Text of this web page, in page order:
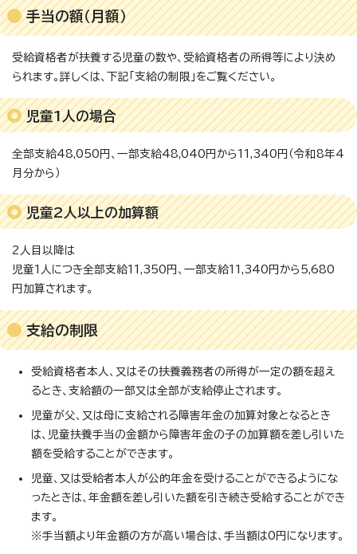
手当の額（月額）
受給資格者が扶養する児童の数や、受給資格者の所得等により決め
られます。詳しくは、下記「支給の制限」をご覧ください。
児童1人の場合
全部支給48,050円、一部支給48,040円から11,340円（令和8年4
月分から）
児童2人以上の加算額
2人目以降は
児童1人につき全部支給11,350円、一部支給11,340円から5,680
円加算されます。
支給の制限
受給資格者本人、又はその扶養義務者の所得が一定の額を超え
るとき、支給額の一部又は全部が支給停止されます。
児童が父、又は母に支給される障害年金の加算対象となるとき
は、児童扶養手当の金額から障害年金の子の加算額を差し引いた
額を受給することができます。
児童、又は受給者本人が公的年金を受けることができるようにな
ったときは、年金額を差し引いた額を引き続き受給することができ
ます。
※手当額より年金額の方が高い場合は、手当額は0円になります。